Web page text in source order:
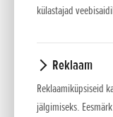
külastajad
Reklaam
Reklaamiküpsiseid
jälgimiseks.
Lõikekorpuse all
liikumist
See muudab
tõhusamaks.